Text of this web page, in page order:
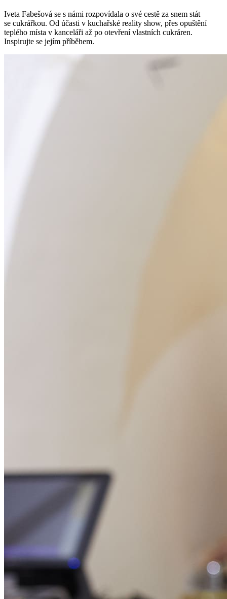
Iveta Fabešová se s námi rozpovídala o své cestě za snem stát
se cukrářkou. Od účasti v kuchařské reality show, přes opuštění
teplého místa v kanceláři až po otevření vlastních cukráren.
Inspirujte se jejím příběhem.